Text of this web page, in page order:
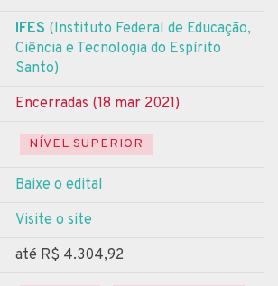
IFES (Instituto Federal de Educação,
Ciência e Tecnologia do Espírito
Santo)
Encerradas (18 mar 2021)
NÍVEL SUPERIOR
Baixe o edital
Visite o site
até R$ 4.304,92